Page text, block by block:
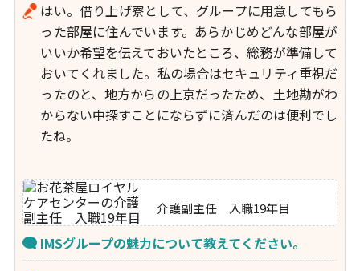
はい。借り上げ寮として、グループに用意してもら
った部屋に住んでいます。あらかじめどんな部屋が
いいか希望を伝えておいたところ、総務が準備して
おいてくれました。私の場合はセキュリティ重視だ
ったのと、地方からの上京だったため、土地勘がわ
からない中探すことにならずに済んだのは便利でし
たね。
介護副主任 入職19年目
IMSグループの魅力について教えてください。